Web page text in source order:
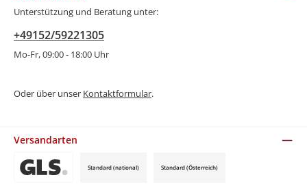
Unterstützung und Beratung unter:
+49152/59221305
Mo-Fr, 09:00 - 18:00 Uhr
Oder über unser Kontaktformular.
Versandarten
Standard (national) Standard (Österreich)